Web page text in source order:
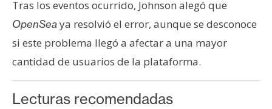
Tras los eventos ocurrido, Johnson alegó que
OpenSeaya resolvió el error, aunque se desconoce
si este problema llegó a afectar a una mayor
cantidad de usuarios de la plataforma.
Lecturas recomendadas